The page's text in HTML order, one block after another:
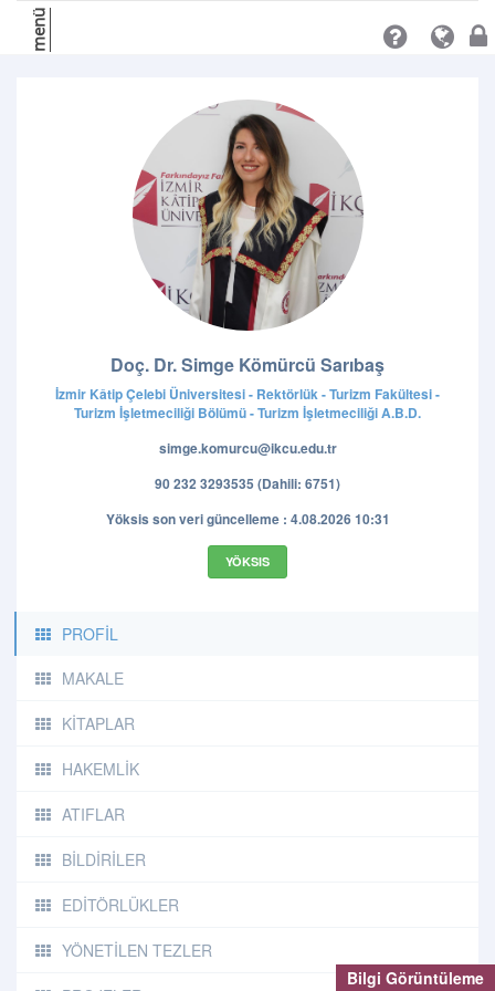
Bilgi Görüntüleme
menü
Doç. Dr. Simge Kömürcü Sarıbaş
İzmir Kâtip Çelebi Üniversitesi - Rektörlük - Turizm Fakültesi -
Turizm İşletmeciliği Bölümü - Turizm İşletmeciliği A.B.D.
simge.komurcu@ikcu.edu.tr
90 232 3293535 (Dahili: 6751)
Yöksis son veri güncelleme : 4.08.2026 10:31
YÖKSIS
PROFİL
MAKALE
KİTAPLAR
HAKEMLİK
ATIFLAR
BİLDİRİLER
EDİTÖRLÜKLER
YÖNETİLEN TEZLER